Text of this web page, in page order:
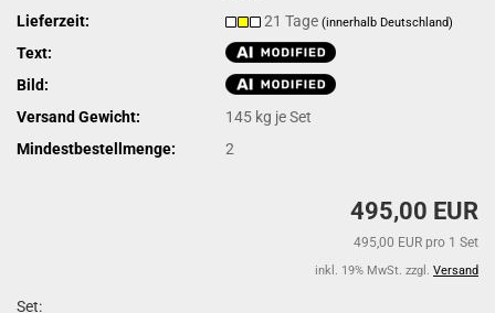
Lieferzeit:
21 Tage(innerhalb Deutschland)
Text:
Bild:
Versand Gewicht:
145 kg je Set
Mindestbestellmenge:
2
495,00 EUR
495,00 EUR pro 1 Set
inkl. 19% MwSt. zzgl. Versand
Set: